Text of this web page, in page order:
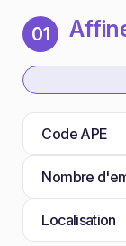
01
Code APE
Nombre
Localisation